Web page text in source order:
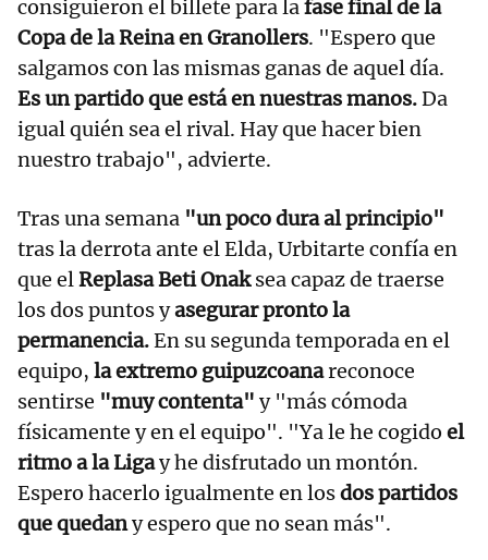
consiguieron el billete para lafase final de la
Copa de la Reina en Granollers. "Espero que
salgamos con las mismas ganas de aquel día.
Es un partido que está en nuestras manos.Da
igual quién sea el rival. Hay que hacer bien
nuestro trabajo", advierte.
Tras una semana "un poco dura al principio"
tras la derrota ante el Elda, Urbitarte confía en
que elReplasa Beti Onaksea capaz de traerse
los dos puntos yasegurar pronto la
permanencia.En su segunda temporada en el
equipo, la extremo guipuzcoanareconoce
sentirse "muy contenta" y "más cómoda
físicamente y en el equipo". "Ya le he cogido el
ritmo a la Ligay he disfrutado un montón.
Espero hacerlo igualmente en losdos partidos
que quedany espero que no sean más".